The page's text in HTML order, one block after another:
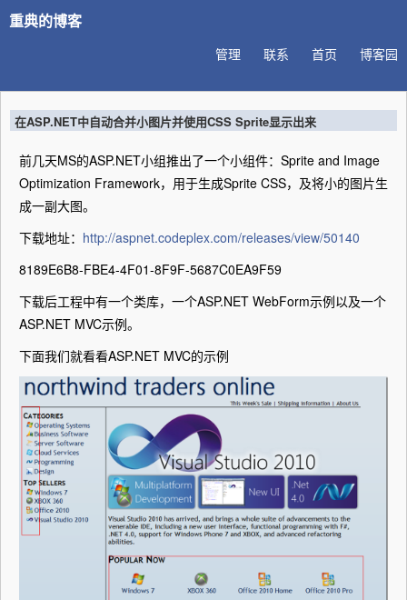
重典的博客
博客园
首页
联系
管理
在ASP.NET中自动合并小图片并使用CSS Sprite显示出来
前几天MS的ASP.NET小组推出了一个小组件：Sprite and Image
Optimization Framework，用于生成Sprite CSS，及将小的图片生
成一副大图。
下载地址： http://aspnet.codeplex.com/releases/view/50140
8189E6B8-FBE4-4F01-8F9F-5687C0EA9F59
下载后工程中有一个类库，一个ASP.NET WebForm示例以及一个
ASP.NET MVC示例。
下面我们就看看ASP.NET MVC的示例